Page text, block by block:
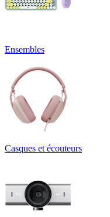
Ensembles
Casques et écouteurs